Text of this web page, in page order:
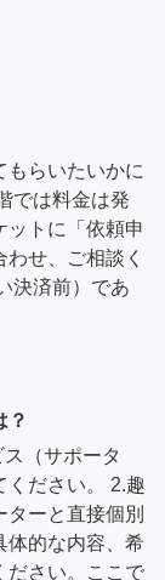
もらいたいかに
では料金は発
ットに「依頼申
せ、ご相談く
決済前）であ
？
（サポータ
ください。 2.趣
ーと直接個別
体的な内容、希
ださい。ここで